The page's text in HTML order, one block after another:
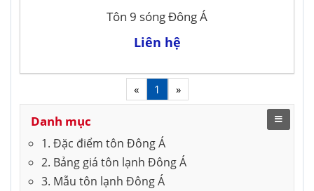
Tôn 9 sóng Đông Á
Liên hệ
« 1 »
Danh mục
1. Đặc điểm tôn Đông Á
2. Bảng giá tôn lạnh Đông Á
3. Mẫu tôn lạnh Đông Á